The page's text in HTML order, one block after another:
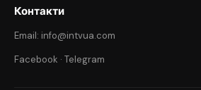
Контакти
Email: info@intvua.com
Facebook · Telegram